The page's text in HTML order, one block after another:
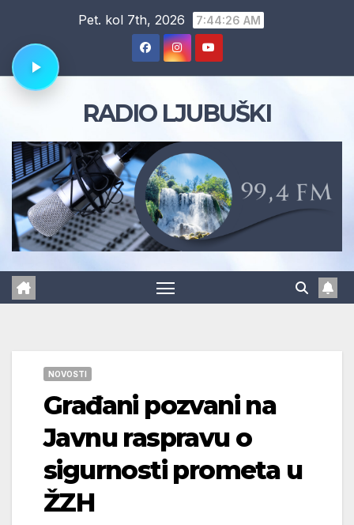
content
Pet. kol 7th, 2026 7:44:27 AM
RADIO LJUBUŠKI
NOVOSTI
Građani pozvani na
Javnu raspravu o
sigurnosti prometa u
ŽZH